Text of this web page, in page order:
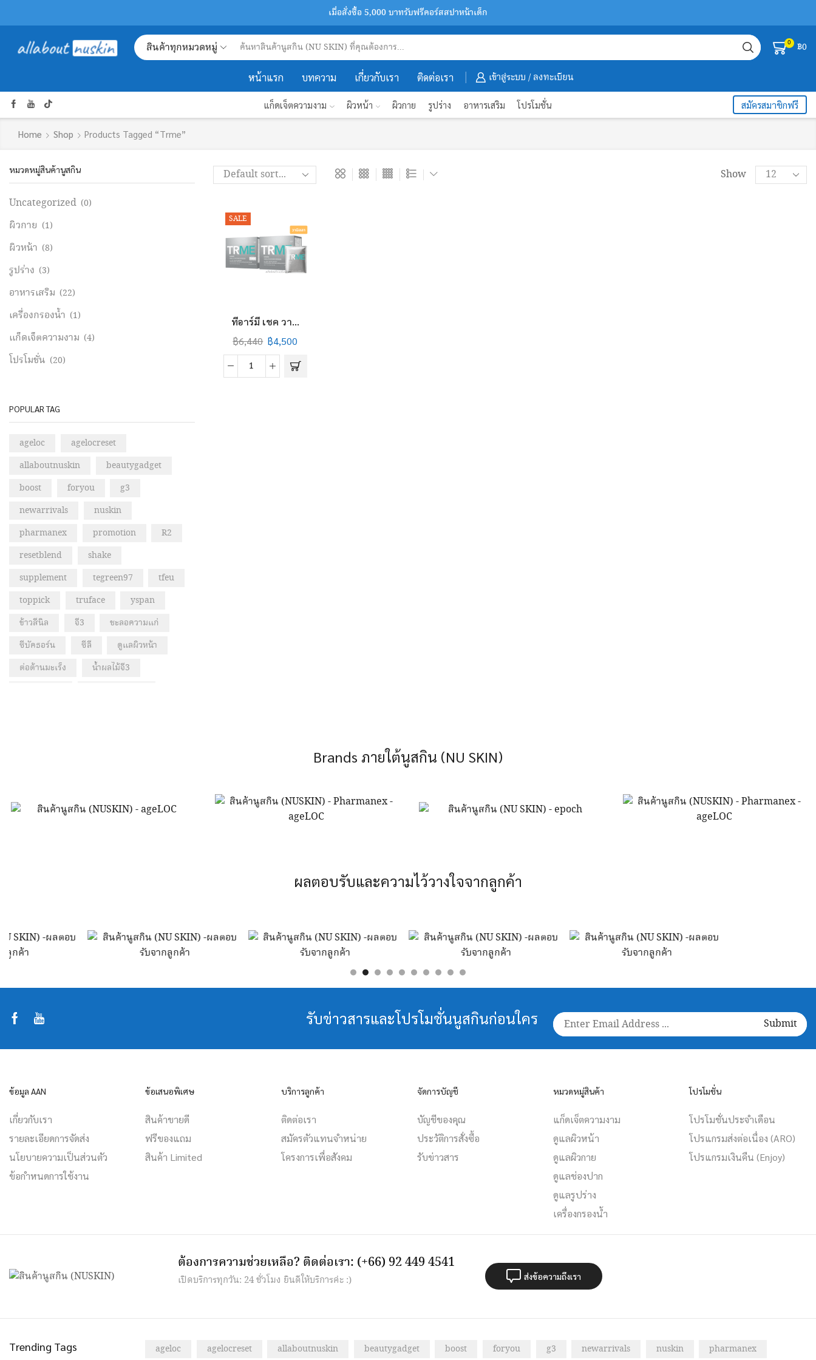
สินค้านูสกินของแท้ลด 30-50%
เมื่อสั่งซื้อ 5,000 บาทรับฟรีคอร์สสปาหน้าเด็ก
เพิ่มเพื่อนทางไลน์รับส่วนลด 100 บาทฟรี
สินค้าทุกหมวดหมู่ 0 ฿0
หน้าแรก บทความ เกี่ยวกับเรา ติดต่อเรา เข้าสู่ระบบ / ลงทะเบียน
แก็ดเจ็ตความงาม ผิวหน้า ผิวกาย รูปร่าง อาหารเสริม โปรโมชั่น สมัครสมาชิกฟรี
Home Shop Products Tagged “trme”
Show
Products
per
SALE
ทีอาร์มี เชค วา...
฿6,440 ฿4,500
ที
หมวดหมู่สินค้านูสกิน
Uncategorized (0)
ผิวกาย (1)
ผิวหน้า (8)
รูปร่าง (3)
อาหารเสริม (22)
เครื่องกรองน้ำ (1)
แก็ดเจ็ตความงาม (4)
โปรโมชั่น (20)
POPULAR TAG
ageloc
agelocreset
allaboutnuskin
beautygadget
boost
foryou
g3
newarrivals
nuskin
pharmanex
promotion
R2
resetblend
shake
supplement
tegreen97
tfeu
toppick
truface
yspan
ข้าวสีนิล
จี3
ชะลอความแก่
ซีบัคธอร์น
ซีลี
ดูแลผิวหน้า
ต่อต้านมะเร็ง
น้ำผลไม้จี3
อุปกรณ์ความงาม
เซรั่มร้อยไหม
Brands ภายใต้นูสกิน (NU SKIN)
ผลตอบรับและความไว้วางใจจากลูกค้า
Facebook
Youtube รับข่าวสารและโปรโมชั่นนูสกินก่อนใคร
ข้อมูล AAN
เกี่ยวกับเรา
รายละเอียดการจัดส่ง
นโยบายความเป็นส่วนตัว
ข้อกำหนดการใช้งาน
ข้อเสนอพิเศษ
สินค้าขายดี
ฟรีของแถม
สินค้า Limited
บริการลูกค้า
ติดต่อเรา
สมัครตัวแทนจำหน่าย
โครงการเพื่อสังคม
จัดการบัญชี
บัญชีของคุณ
ประวัติการสั่งซื้อ
รับข่าวสาร
หมวดหมู่สินค้า
แก็ดเจ็ตความงาม
ดูแลผิวหน้า
ดูแลผิวกาย
ดูแลช่องปาก
ดูแลรูปร่าง
เครื่องกรองน้ำ
โปรโมชั่น
โปรโมชั่นประจำเดือน
โปรแกรมส่งต่อเนื่อง (ARO)
โปรแกรมเงินคืน (Enjoy)
ต้องการความช่วยเหลือ? ติดต่อเรา: (+66) 92 449 4541
เปิดบริการทุกวัน: 24 ชั่วโมง ยินดีให้บริการค่ะ :) ส่งข้อความถึงเรา
Trending Tags ageloc agelocreset allaboutnuskin beautygadget boost foryou g3 newarrivals nuskin pharmanex